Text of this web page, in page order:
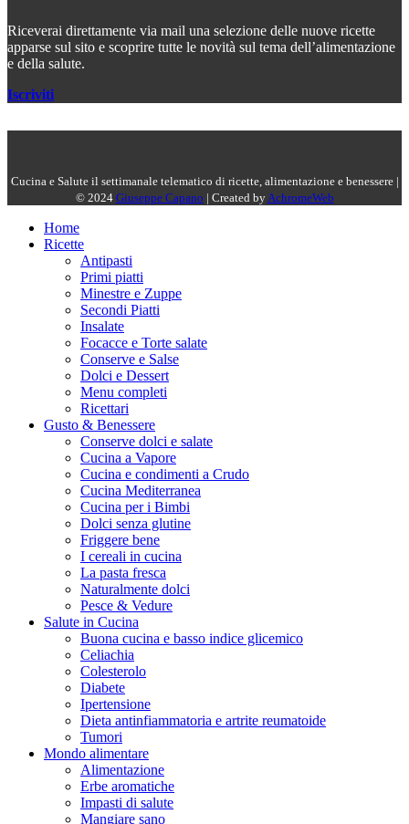
Riceverai direttamente via mail una selezione delle nuove ricette
apparse sul sito e scoprire tutte le novità sul tema dell’alimentazione
e della salute.
Iscriviti
Cucina e Salute il settimanale telematico di ricette, alimentazione e benessere |
© 2024 Giuseppe Capano | Created byAchromeWeb
Home
Ricette
Antipasti
Primi piatti
Minestre e Zuppe
Secondi Piatti
Insalate
Focacce e Torte salate
Conserve e Salse
Dolci e Dessert
Menu completi
Ricettari
Gusto & Benessere
Conserve dolci e salate
Cucina a Vapore
Cucina e condimenti a Crudo
Cucina Mediterranea
Cucina per i Bimbi
Dolci senza glutine
Friggere bene
I cereali in cucina
La pasta fresca
Naturalmente dolci
Pesce & Vedure
Salute in Cucina
Buona cucina e basso indice glicemico
Celiachia
Colesterolo
Diabete
Ipertensione
Dieta antinfiammatoria e artrite reumatoide
Tumori
Mondo alimentare
Alimentazione
Erbe aromatiche
Impasti di salute
Mangiare sano